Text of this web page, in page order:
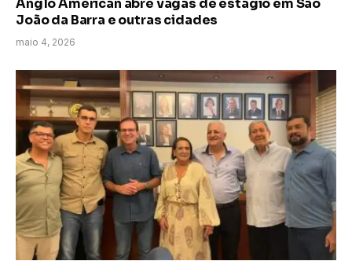
João da Barra e outras cidades
maio 4, 2026